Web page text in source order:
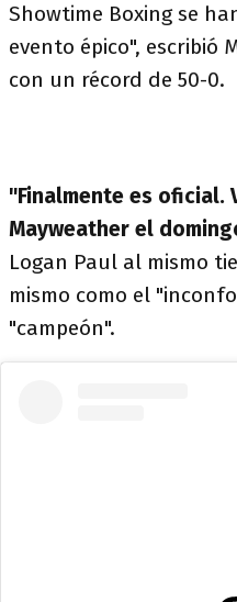
Showtime Boxing se
evento épico", escribió
con un récord de 50-0.
"Finalmente es oficial.
Mayweather el
Logan Paul al mismo
mismo como el
"campeón".